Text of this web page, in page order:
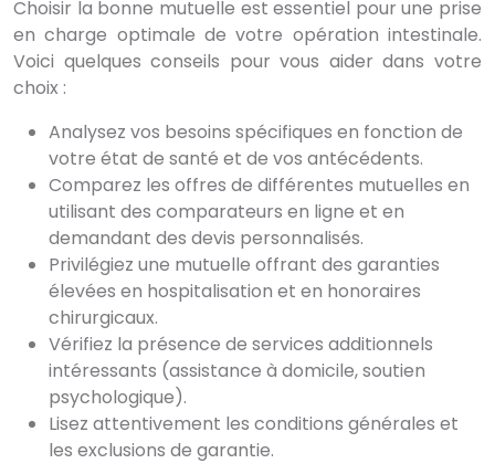
Choisir la bonne mutuelle est essentiel pour une prise
en charge optimale de votre opération intestinale.
Voici quelques conseils pour vous aider dans votre
choix :
Analysez vos besoins spécifiques en fonction de
votre état de santé et de vos antécédents.
Comparez les offres de différentes mutuelles en
utilisant des comparateurs en ligne et en
demandant des devis personnalisés.
Privilégiez une mutuelle offrant des garanties
élevées en hospitalisation et en honoraires
chirurgicaux.
Vérifiez la présence de services additionnels
intéressants (assistance à domicile, soutien
psychologique).
Lisez attentivement les conditions générales et
les exclusions de garantie.